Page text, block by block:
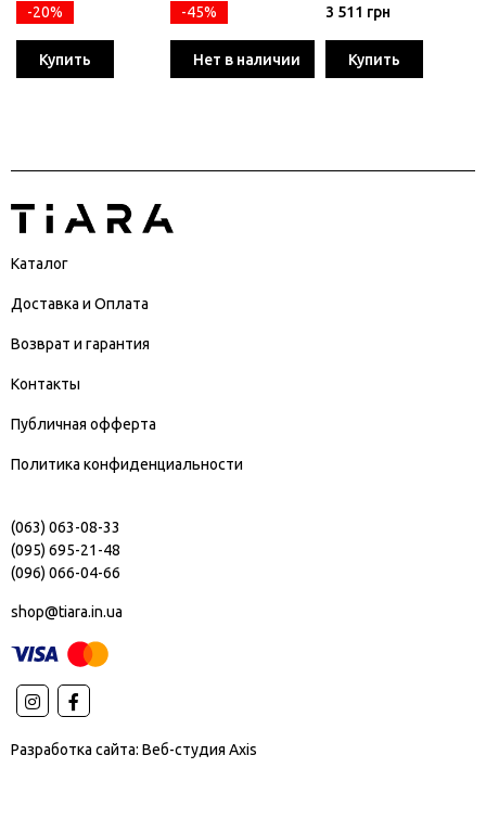
-20%
Купить
-45%
Нет в наличии
3 511 грн
Купить
Каталог
Доставка и Оплата
Возврат и гарантия
Контакты
Публичная офферта
Политика конфиденциальности
(063) 063-08-33
(095) 695-21-48
(096) 066-04-66
shop@tiara.in.ua
Разработка сайта: Веб-студия Axis